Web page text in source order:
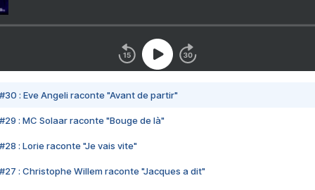
#30 : Eve Angeli raconte "Avant de partir"
#29 : MC Solaar raconte "Bouge de là"
#28 : Lorie raconte "Je vais vite"
#27 : Christophe Willem raconte "Jacques a dit"